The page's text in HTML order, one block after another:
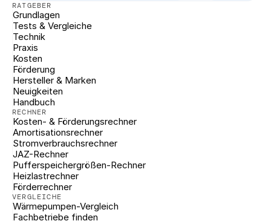
RATGEBER
Grundlagen
Tests & Vergleiche
Technik
Praxis
Kosten
Förderung
Hersteller & Marken
Neuigkeiten
Handbuch
RECHNER
Kosten- & Förderungsrechner
Amortisationsrechner
Stromverbrauchsrechner
JAZ-Rechner
Pufferspeichergrößen-Rechner
Heizlastrechner
Förderrechner
VERGLEICHE
Wärmepumpen-Vergleich
Fachbetriebe finden